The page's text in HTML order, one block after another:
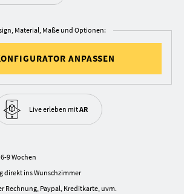
Material, Maße und Optionen:
ANPASSEN
Live erleben mitAR
9 Wochen
direkt ins Wunschzimmer
Rechnung, Paypal, Kreditkarte, uvm.